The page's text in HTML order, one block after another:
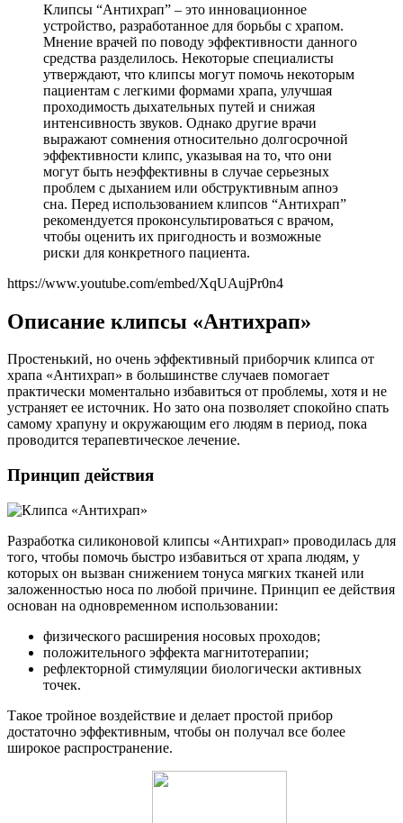
Клипсы “Антихрап” – это инновационное
устройство, разработанное для борьбы с храпом.
Мнение врачей по поводу эффективности данного
средства разделилось. Некоторые специалисты
утверждают, что клипсы могут помочь некоторым
пациентам с легкими формами храпа, улучшая
проходимость дыхательных путей и снижая
интенсивность звуков. Однако другие врачи
выражают сомнения относительно долгосрочной
эффективности клипс, указывая на то, что они
могут быть неэффективны в случае серьезных
проблем с дыханием или обструктивным апноэ
сна. Перед использованием клипсов “Антихрап”
рекомендуется проконсультироваться с врачом,
чтобы оценить их пригодность и возможные
риски для конкретного пациента.
https://www.youtube.com/embed/XqUAujPr0n4
Описание клипсы «Антихрап»
Простенький, но очень эффективный приборчик клипса от
храпа «Антихрап» в большинстве случаев помогает
практически моментально избавиться от проблемы, хотя и не
устраняет ее источник. Но зато она позволяет спокойно спать
самому храпуну и окружающим его людям в период, пока
проводится терапевтическое лечение.
Принцип действия
Разработка силиконовой клипсы «Антихрап» проводилась для
того, чтобы помочь быстро избавиться от храпа людям, у
которых он вызван снижением тонуса мягких тканей или
заложенностью носа по любой причине. Принцип ее действия
основан на одновременном использовании:
физического расширения носовых проходов;
положительного эффекта магнитотерапии;
рефлекторной стимуляции биологически активных
точек.
Такое тройное воздействие и делает простой прибор
достаточно эффективным, чтобы он получал все более
широкое распространение.